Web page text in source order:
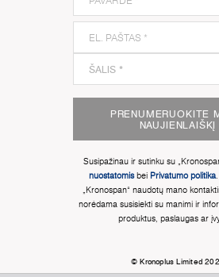
PRENUMERUOKITE
NAUJIENLAIŠKĮ
Susipažinau ir sutinku su
nuostatomisbei Privatumo politika
„Kronospan“ naudotų mano
norėdama susisiekti su manimi ir
produktus, paslaugas ar
© Kronoplus Limited